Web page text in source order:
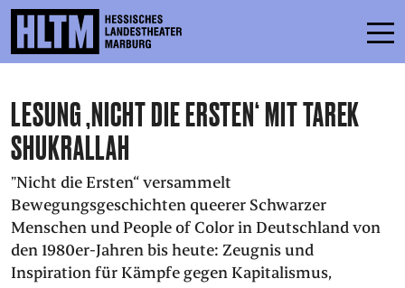
SCHEDULE
ENSEMBLE
PARTICIPATE
TICKETS
SERVICE
LESUNG ‚NICHT DIE ERSTEN‘ MIT TAREK
SHUKRALLAH
"Nicht die Ersten“ versammelt
Bewegungsgeschichten queerer Schwarzer
Menschen und People of Color in Deutschland von
den 1980er-Jahren bis heute: Zeugnis und
Inspiration für Kämpfe gegen Kapitalismus,